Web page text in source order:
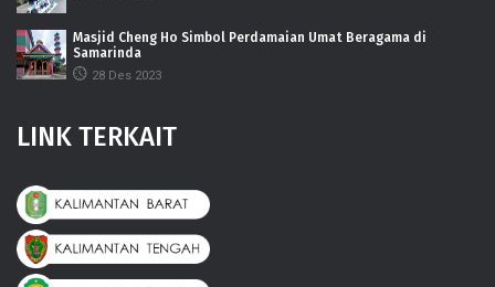
Masjid Cheng Ho Simbol Perdamaian Umat Beragama di
Samarinda
28 Des 2023
LINK TERKAIT